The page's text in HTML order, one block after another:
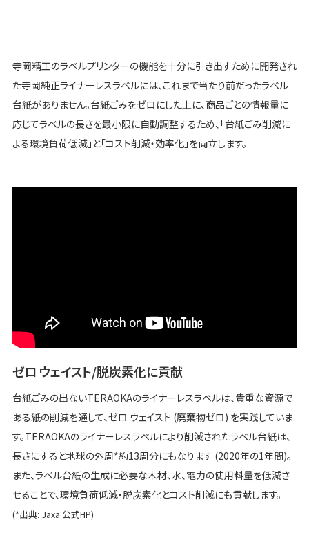
寺岡精工のラベルプリンターの機能を十分に引き出すために開発され
た寺岡純正ライナーレスラベルには、これまで当たり前だったラベル
台紙がありません。台紙ごみをゼロにした上に、商品ごとの情報量に
応じてラベルの長さを最小限に自動調整するため、「台紙ごみ削減に
よる環境負荷低減」と「コスト削減・効率化」を両立します。
ゼロ ウェイスト/脱炭素化に貢献
台紙ごみの出ないTERAOKAのライナーレスラベルは、貴重な資源で
ある紙の削減を通して、ゼロ ウェイスト (廃棄物ゼロ) を実践していま
す。TERAOKAのライナーレスラベルにより削減されたラベル台紙は、
長さにすると地球の外周*約13周分にもなります (2020年の1年間)。
また、ラベル台紙の生成に必要な木材、水、電力の使用料量を低減さ
せることで、環境負荷低減・脱炭素化とコスト削減にも貢献します。
(*出典: Jaxa 公式HP)